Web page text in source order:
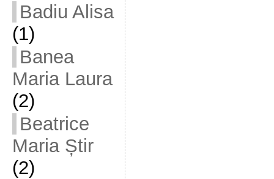
Badiu Alisa
(1)
Banea
Maria Laura
(2)
Beatrice
Maria Știr
(2)